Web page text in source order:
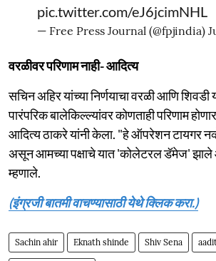
pic.twitter.com/eJ6jcimNHL
— Free Press Journal (@fpjindia)
वरळीवर परिणाम नाही- आदित्य
सचिन अहिर यांच्या निर्णयाचा वरळी आणि शिवडी
पारंपरिक बालेकिल्ल्यांवर कोणताही परिणाम
आदित्य ठाकरे यांनी केला. "हे ऑपरेशन टायगर
असून आमच्या पक्षाचे यात 'कोलेटरल डॅमेज'
म्हणाले.
(इंग्रजी बातमी वाचण्यासाठी येथे क्लिक करा.)
Sachin ahir Eknath shinde Shiv Sena